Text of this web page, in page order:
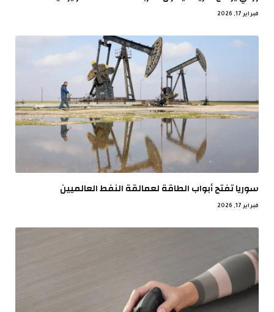
فبراير 17, 2026
سوريا تفتح أبواب الطاقة لعمالقة النفط العالميين
فبراير 17, 2026